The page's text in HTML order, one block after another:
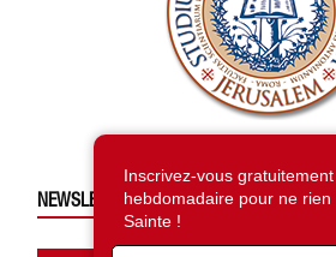
NEWSLETTER HEBDOMADAIRE
Inscrivez-vous
hebdomadaire pour ne
Sainte !